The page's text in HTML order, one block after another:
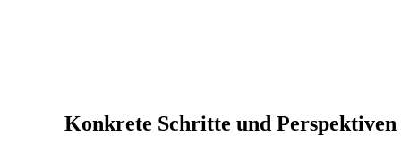
Konkrete Schritte und Perspektiven